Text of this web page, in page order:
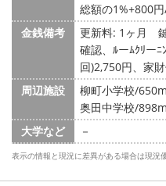
総額の1%+800
金銭備考
更新料: 1ヶ月
確認、ﾙーﾑｸﾘー
回)2,750円、家
周辺施設
柳町小学校/
奥田中学校/
大学など
－
表示の情報と現況に差異がある場合は現況